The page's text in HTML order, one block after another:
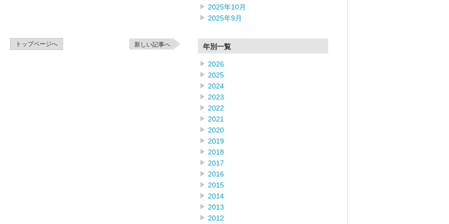
トップページへ 新しい記事へ
2025年10月
2025年9月
年別一覧
2026
2025
2024
2023
2022
2021
2020
2019
2018
2017
2016
2015
2014
2013
2012